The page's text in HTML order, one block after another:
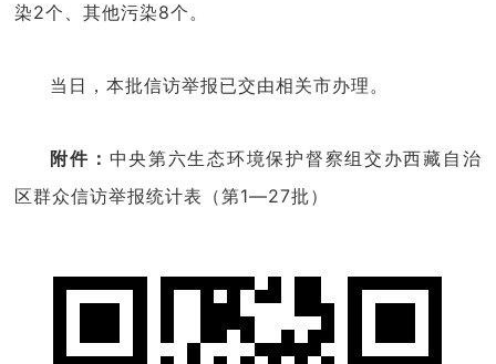
染2个、其他污染8个。
当日，本批信访举报已交由相关市办理。
附件： 中央第六生态环境保护督察组交办西藏自治
区群众信访举报统计表（第1—27批）